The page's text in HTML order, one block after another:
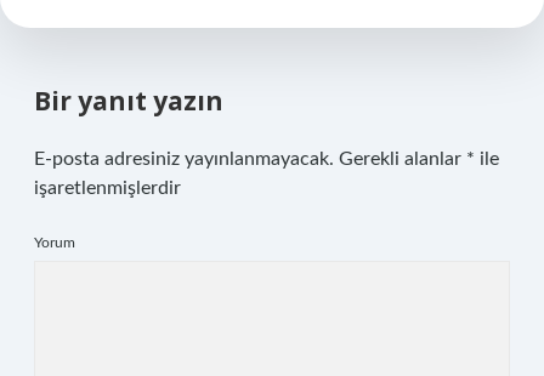
Bir yanıt yazın
E-posta adresiniz yayınlanmayacak. Gerekli alanlar * ile
işaretlenmişlerdir
Yorum